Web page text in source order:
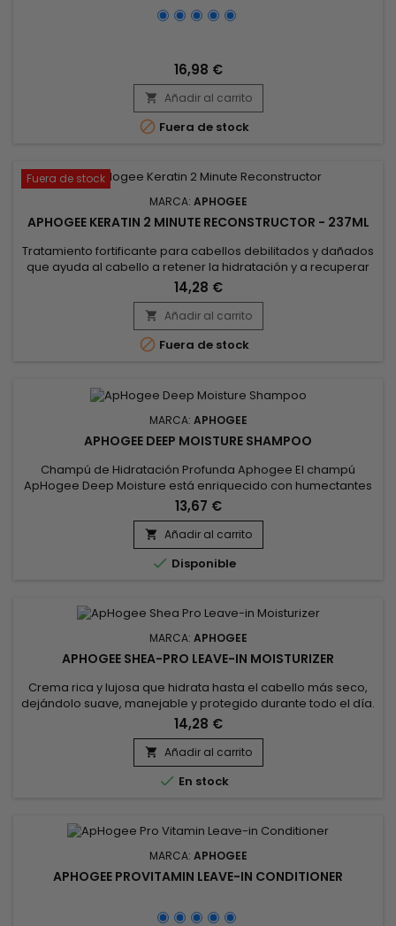
16,98 €
 Añadir al carrito
 Fuera de stock
Fuera de stock
MARCA: APHOGEE
APHOGEE KERATIN 2 MINUTE RECONSTRUCTOR - 237ML
Tratamiento fortificante para cabellos debilitados y dañados
que ayuda al cabello a retener la hidratación y a recuperar
la fuerza y la elasticidad.&nbsp; ApHogee Keratin 2 Minute
Reconstructor está recomendado para cabellos teñidos,
decolorados o relajados.&nbsp; También ayuda a reparar
los daños causados por el cloro y el agua dura.&nbsp;
ApHogee...
14,28 €
 Añadir al carrito
 Fuera de stock
MARCA: APHOGEE
APHOGEE DEEP MOISTURE SHAMPOO
Champú de Hidratación Profunda Aphogee El champú
ApHogee Deep Moisture está enriquecido con humectantes
que ayudan a retener la humedad, así como con proteínas y
agentes suavizantes que mejoran la manejabilidad, el brillo
y la suavidad.&nbsp; Ayuda a que los peinados duren más y
aporta elasticidad y vitalidad al cabello seco y sin vida.
Seguro para el...
13,67 €
 Añadir al carrito
 Disponible
MARCA: APHOGEE
APHOGEE SHEA-PRO LEAVE-IN MOISTURIZER
Crema rica y lujosa que hidrata hasta el cabello más seco,
dejándolo suave, manejable y protegido durante todo el día.
Repara y restaura el cabello áspero, seco, poroso,
encrespado o quebradizo.&nbsp; ApHogee Shea-Pro
Leave-In Moisturizer ayuda a que el cabello crezca durante
más tiempo gracias a la manteca de Karité, el aceite de
semillas de Girasol,...
14,28 €
 Añadir al carrito
 En stock
MARCA: APHOGEE
APHOGEE PROVITAMIN LEAVE-IN CONDITIONER